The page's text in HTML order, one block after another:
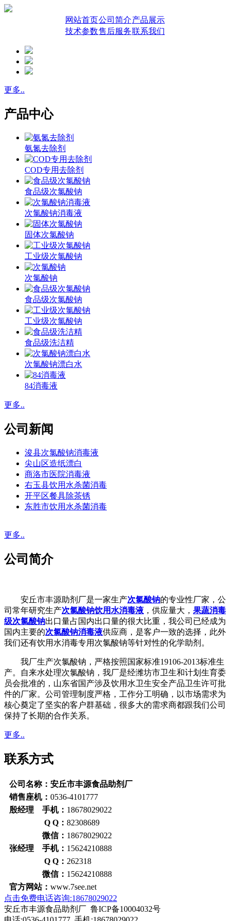
网站首页公司简介产品展示
技术参数售后服务联系我们
更多..
产品中心
氨氮去除剂
COD专用去除剂
食品级次氯酸钠
次氯酸钠消毒液
固体次氯酸钠
工业级次氯酸钠
次氯酸钠
食品级次氯酸钠
工业级次氯酸钠
食品级洗洁精
次氯酸钠漂白水
84消毒液
更多..
公司新闻
浚县次氯酸钠消毒液
尖山区造纸漂白
商洛市医院消毒液
右玉县饮用水杀菌消毒
开平区餐具除茶锈
东胜市饮用水杀菌消毒
更多..
公司简介
安丘市丰源助剂厂是一家生产次氯酸钠的专业性厂家，公
司常年研究生产次氯酸钠饮用水消毒液 ，供应量大， 果蔬消毒
级次氯酸钠出口量占国内出口量的很大比重，我公司已经成为
国内主要的次氯酸钠消毒液供应商，是客户一致的选择，此外
我们还有饮用水消毒专用次氯酸钠等针对性的化学助剂。
我厂生产次氯酸钠，严格按照国家标准19106-2013标准生
产。自来水处理次氯酸钠，我厂是经潍坊市卫生和计划生育委
员会批准的，山东省国产涉及饮用水卫生安全产品卫生许可批
件的厂家。公司管理制度严格，工作分工明确，以市场需求为
核心奠定了坚实的客户群基础，很多大的需求商都跟我们公司
保持了长期的合作关系。
更多..
联系方式
公司名称：安丘市丰源食品助剂厂
销售座机： 0536-4101777
殷经理 手机： 18678029022
Q Q： 82308689
微信： 18678029022
张经理 手机： 15624210888
Q Q： 262318
微信： 15624210888
官方网站： www.7see.net
点击免费电话咨询:18678029022
安丘市丰源食品助剂厂 鲁ICP备10004032号